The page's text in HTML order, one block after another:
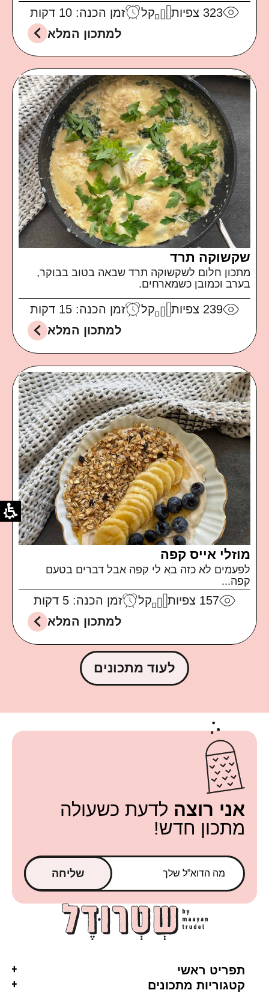
323 צפיות קל
זמן הכנה: 10 דקות
למתכון המלא
שקשוקה תרד
מתכון חלום לשקשוקה תרד שבאה בטוב בבוקר,
בערב וכמובן כשמארחים.
239 צפיות קל
זמן הכנה: 15 דקות
למתכון המלא
מוזלי אייס קפה
לפעמים לא כזה בא לי קפה אבל דברים בטעם
קפה...
157 צפיות קל
זמן הכנה: 5 דקות
למתכון המלא
לעוד מתכונים
אני רוצה לדעת כשעולה
מתכון חדש!
שליחה
תפריט ראשי
קטגוריות מתכונים